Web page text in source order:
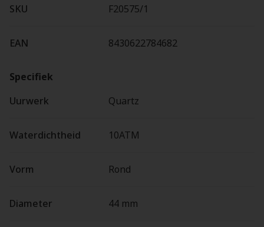
SKU F20575/1
EAN 8430622784682
Specifiek
Uurwerk
Quartz
Waterdichtheid 10ATM
Vorm Rond
Diameter 44 mm